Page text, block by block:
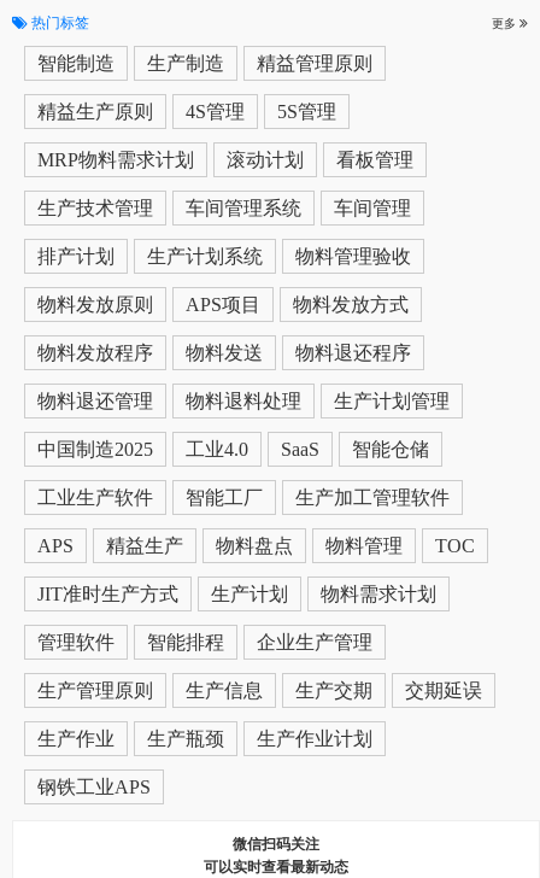
热门标签 更多
智能制造 生产制造 精益管理原则
精益生产原则 4S管理 5S管理
MRP物料需求计划 滚动计划 看板管理
生产技术管理 车间管理系统 车间管理
排产计划 生产计划系统 物料管理验收
物料发放原则 APS项目 物料发放方式
物料发放程序 物料发送 物料退还程序
物料退还管理 物料退料处理 生产计划管理
中国制造2025 工业4.0 SaaS 智能仓储
工业生产软件 智能工厂 生产加工管理软件
APS 精益生产 物料盘点 物料管理 TOC
JIT准时生产方式 生产计划 物料需求计划
管理软件 智能排程 企业生产管理
生产管理原则 生产信息 生产交期 交期延误
生产作业 生产瓶颈 生产作业计划
钢铁工业APS
微信扫码关注
可以实时查看最新动态